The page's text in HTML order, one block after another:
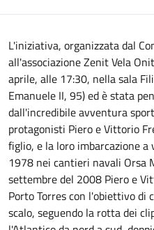
L'iniziativa, organizzata dal
all'associazione Zenit Vela
aprile, alle 17:30, nella sala
Emanuele II, 95) ed è stata
dall'incredibile avventura
protagonisti Piero e Vittorio
figlio, e la loro imbarcazione
1978 nei cantieri navali Orsa
settembre del 2008 Piero e
Porto Torres con l'obiettivo di
scalo, seguendo la rotta dei